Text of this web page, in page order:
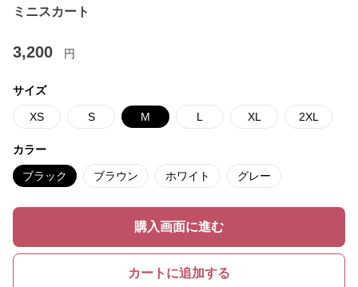
ミニスカート
3,200 円
サイズ
XS S M L XL 2XL
カラー
ブラック ブラウン ホワイト グレー
購入画面に進む
カートに追加する